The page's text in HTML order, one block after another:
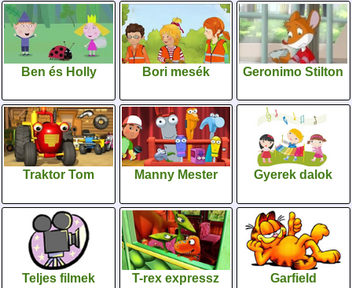
Ben és Holly Bori mesék Geronimo Stilton
Traktor Tom Manny Mester Gyerek dalok
Teljes filmek T-rex expressz Garfield